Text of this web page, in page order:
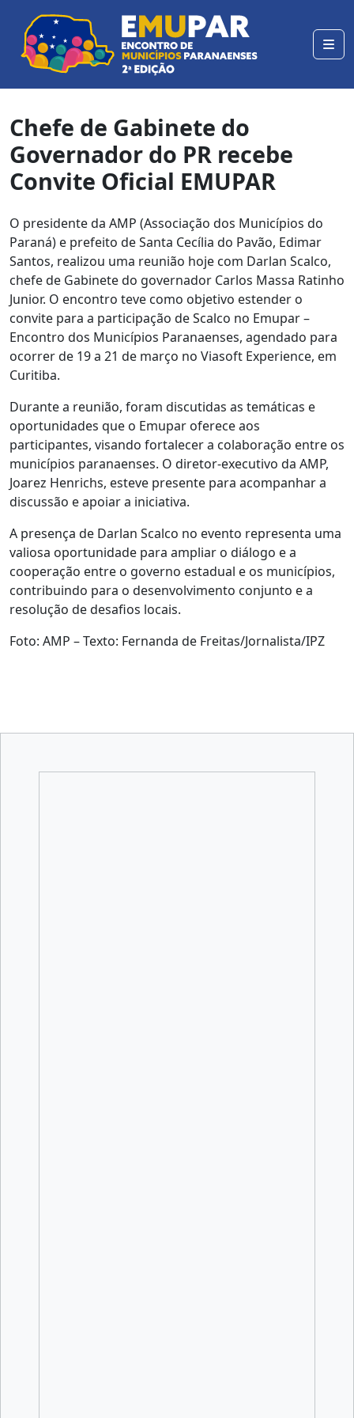
Chefe de Gabinete do
Governador do PR recebe
Convite Oficial EMUPAR
O presidente da AMP (Associação dos Municípios do
Paraná) e prefeito de Santa Cecília do Pavão, Edimar
Santos, realizou uma reunião hoje com Darlan Scalco,
chefe de Gabinete do governador Carlos Massa Ratinho
Junior. O encontro teve como objetivo estender o
convite para a participação de Scalco no Emupar –
Encontro dos Municípios Paranaenses, agendado para
ocorrer de 19 a 21 de março no Viasoft Experience, em
Curitiba.
Durante a reunião, foram discutidas as temáticas e
oportunidades que o Emupar oferece aos
participantes, visando fortalecer a colaboração entre os
municípios paranaenses. O diretor-executivo da AMP,
Joarez Henrichs, esteve presente para acompanhar a
discussão e apoiar a iniciativa.
A presença de Darlan Scalco no evento representa uma
valiosa oportunidade para ampliar o diálogo e a
cooperação entre o governo estadual e os municípios,
contribuindo para o desenvolvimento conjunto e a
resolução de desafios locais.
Foto: AMP – Texto: Fernanda de Freitas/Jornalista/IPZ